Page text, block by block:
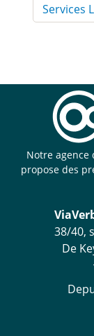
Services
Notre
propose des
38/40,
De